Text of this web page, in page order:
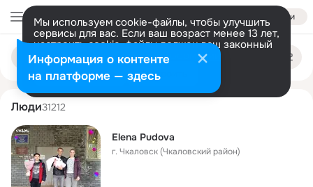
Войти
Мы используем cookie-файлы, чтобы улучшить
сервисы для вас. Если ваш возраст менее 13 лет,
настроить cookie-файлы должен ваш законный
представитель. Больше информации
Разрешить все Настроить
Поиск
людям
elena pudova
Люди31212
Elena Pudova
г. Чкаловск (Чкаловский район)
Информация о контенте
на платформе — здесь